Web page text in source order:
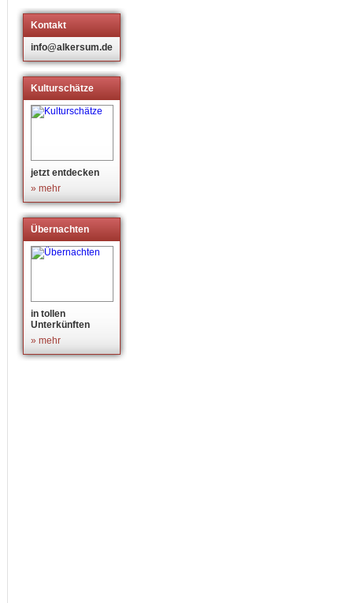
Kontakt
info@alkersum.de
Kulturschätze
jetzt entdecken
» mehr
Übernachten
in tollen
Unterkünften
» mehr